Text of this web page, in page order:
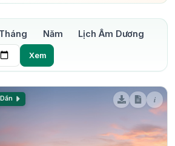
Tháng Năm Lịch Âm Dương
Xem
i